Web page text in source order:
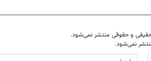
و حقوقی منتشر نمی‌شود.
نمی‌شود.